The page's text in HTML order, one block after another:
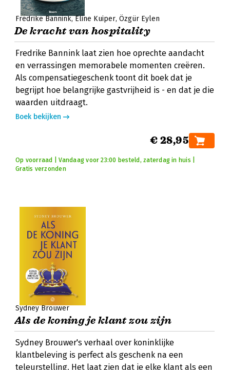
Fredrike Bannink Eline Kuiper Özgür Eylen
De kracht van hospitality
Fredrike Bannink laat zien hoe oprechte aandacht
en verrassingen memorabele momenten creëren.
Als compensatiegeschenk toont dit boek dat je
begrijpt hoe belangrijke gastvrijheid is - en dat je die
waarden uitdraagt.
Boek bekijken
€ 28,95
Op voorraad | Vandaag voor 23:00 besteld, zaterdag in huis |
Gratis verzonden
Sydney Brouwer
Als de koning je klant zou zijn
Sydney Brouwer's verhaal over koninklijke
klantbeleving is perfect als geschenk na een
teleurstelling. Het laat zien dat je elke klant als een